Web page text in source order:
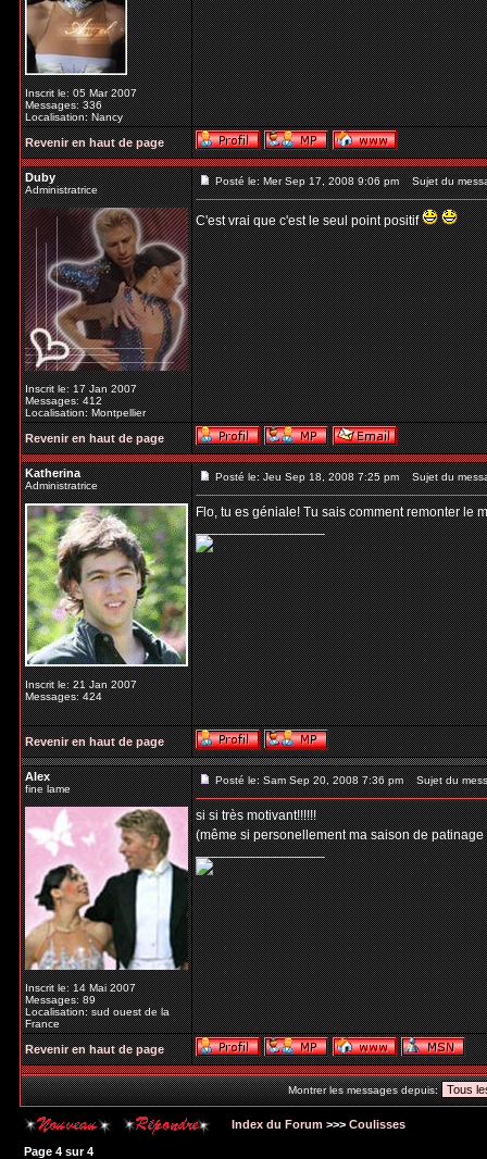
Inscrit le: 05 Mar 2007
Messages: 336
Localisation: Nancy
Revenir en haut de page
Duby
Administratrice
Inscrit le: 17 Jan 2007
Messages: 412
Localisation: Montpellier
Posté le: Mer Sep 17, 2008 9:06 pm Sujet du
C'est vrai que c'est le seul point positif
Revenir en haut de page
Katherina
Administratrice
Inscrit le: 21 Jan 2007
Messages: 424
Posté le: Jeu Sep 18, 2008 7:25 pm Sujet du
Flo, tu es géniale! Tu sais comment remonter le
_________________
Revenir en haut de page
Alex
fine lame
Inscrit le: 14 Mai 2007
Messages: 89
Localisation: sud ouest de la
France
Posté le: Sam Sep 20, 2008 7:36 pm Sujet du
si si très motivant!!!!!!
(même si personellement ma saison de
_________________
Revenir en haut de page
Montrer les messages depuis:
Index du Forum >>> Coulisses
Page 4 sur4